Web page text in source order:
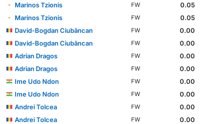
Marinos Tzionis
FW
0.05
Marinos Tzionis
FW
0.05
David-Bogdan Ciubăncan
FW
0.00
David-Bogdan Ciubăncan
FW
0.00
Adrian Dragos
FW
0.00
Adrian Dragos
FW
0.00
Ime Udo Ndon
FW
0.00
Ime Udo Ndon
FW
0.00
Andrei Tolcea
FW
0.00
Andrei Tolcea
FW 0.00